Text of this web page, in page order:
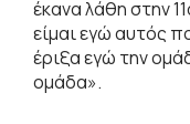
έκανα λάθη στην
είμαι εγώ αυτός
έριξα εγώ την
ομάδα».